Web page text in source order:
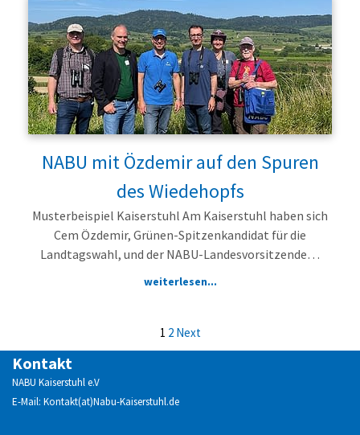
NABU mit Özdemir auf den Spuren
des Wiedehopfs
Musterbeispiel Kaiserstuhl Am Kaiserstuhl haben sich
Cem Özdemir, Grünen-Spitzenkandidat für die
Landtagswahl, und der NABU-Landesvorsitzende…
weiterlesen...
1 2 Next
Kontakt
NABU Kaiserstuhl e.V
E-Mail: Kontakt(at)Nabu-Kaiserstuhl.de